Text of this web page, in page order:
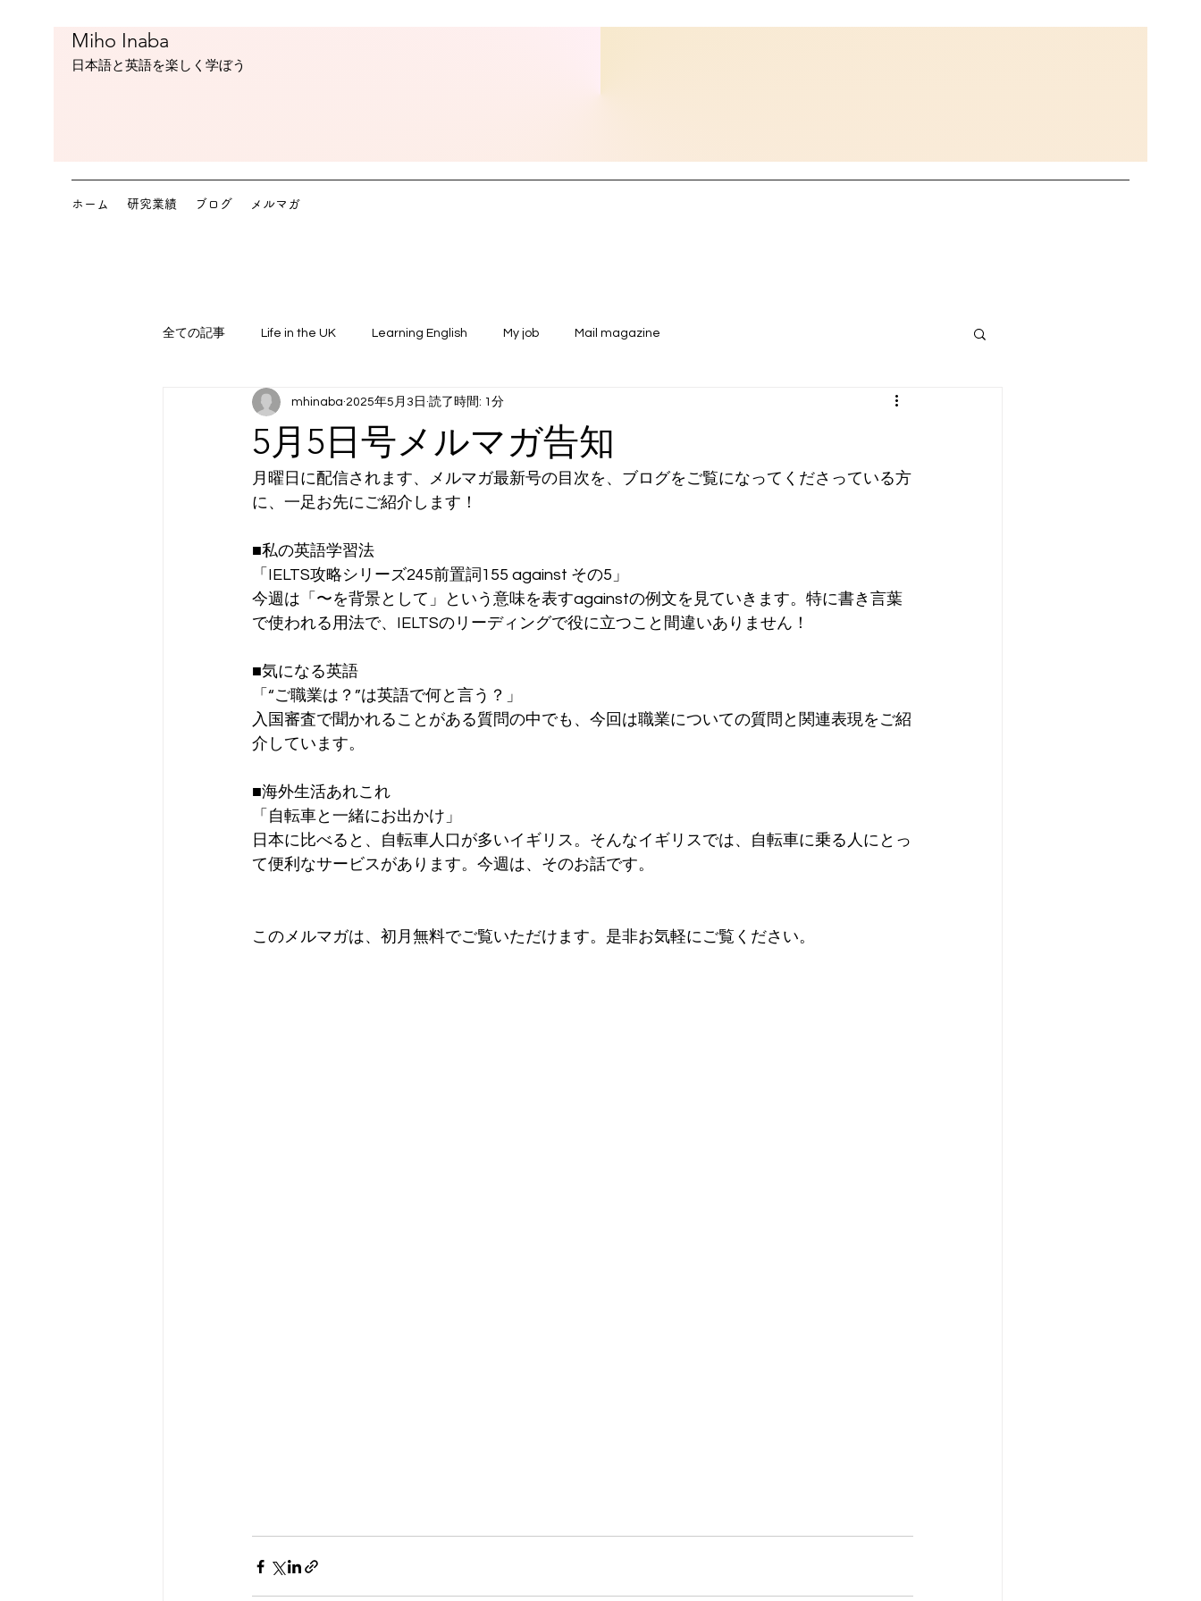
Miho Inaba
​日本語と英語を楽しく学ぼう
ホーム 研究業績 ブログ メルマガ
全ての記事 Life in the UK Learning English My job Mail magazine
5月5日号メルマガ告知
mhinaba 2025年5月3日 読了時間: 1分
月曜日に配信されます、メルマガ最新号の目次を、ブログをご覧になってくださっている方
に、一足お先にご紹介します！
■私の英語学習法
「IELTS攻略シリーズ245前置詞155 against その5」
今週は「〜を背景として」という意味を表すagainstの例文を見ていきます。特に書き言葉
で使われる用法で、IELTSのリーディングで役に立つこと間違いありません！
■気になる英語
「“ご職業は？”は英語で何と言う？」
入国審査で聞かれることがある質問の中でも、今回は職業についての質問と関連表現をご紹
介しています。
■海外生活あれこれ
「自転車と一緒にお出かけ」
日本に比べると、自転車人口が多いイギリス。そんなイギリスでは、自転車に乗る人にとっ
て便利なサービスがあります。今週は、そのお話です。
このメルマガは、初月無料でご覧いただけます。是非お気軽にご覧ください。